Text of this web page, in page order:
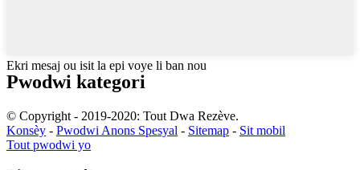
Ekri mesaj ou isit la epi voye li ban nou
Pwodwi kategori
© Copyright - 2019-2020: Tout Dwa Rezève.
Konsèy - Pwodwi Anons Spesyal - Sitemap - Sit mobil
Tout pwodwi yo